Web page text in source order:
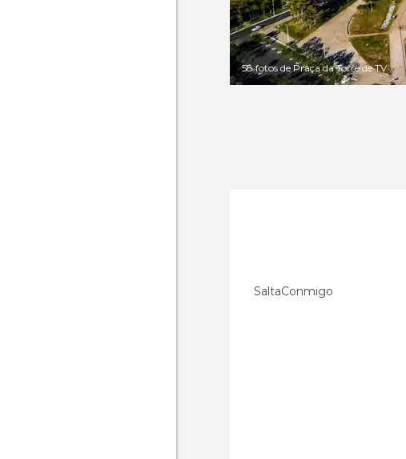
58 fotos de Praça da Torre de TV
SaltaConmigo